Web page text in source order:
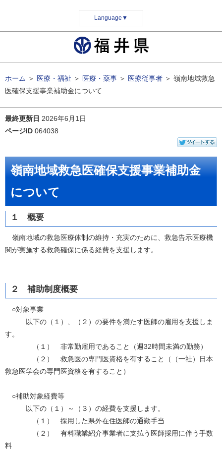
Language ▼
ホーム ＞ 医療・福祉 ＞ 医療・薬事 ＞ 医療従事者 ＞ 嶺南地域救急
医確保支援事業補助金について
最終更新日 2026年6月1日
ページID 064038
嶺南地域救急医確保支援事業補助金
について
１ 概要
嶺南地域の救急医療体制の維持・充実のために、救急告示医療機
関が実施する救急確保に係る経費を支援します。
２ 補助制度概要
○対象事業
以下の（１）、（２）の要件を満たす医師の雇用を支援しま
す。
（１） 非常勤雇用であること（週32時間未満の勤務）
（２） 救急医の専門医資格を有すること（（一社）日本
救急医学会の専門医資格を有すること）
○補助対象経費等
以下の（１）～（３）の経費を支援します。
（１） 採用した県外在住医師の通勤手当
（２） 有料職業紹介事業者に支払う医師採用に伴う手数
料